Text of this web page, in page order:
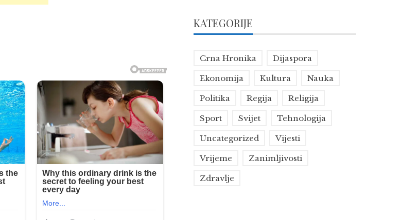
KATEGORIJE
Crna Hronika Dijaspora
Ekonomija Kultura Nauka
Politika Regija Religija
Sport Svijet Tehnologija
Uncategorized Vijesti
Vrijeme Zanimljivosti
Zdravlje